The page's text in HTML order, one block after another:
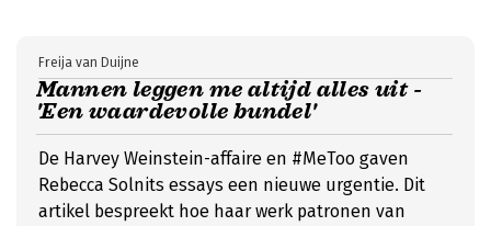
Mannen leggen me altijd alles uit -
'Een waardevolle bundel'
Freija van Duijne
De Harvey Weinstein-affaire en #MeToo gaven
Rebecca Solnits essays een nieuwe urgentie. Dit
artikel bespreekt hoe haar werk patronen van